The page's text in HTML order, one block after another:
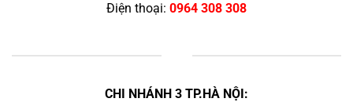
Điện thoại: 0964 308 308
CHI NHÁNH 3 TP.HÀ NỘI: